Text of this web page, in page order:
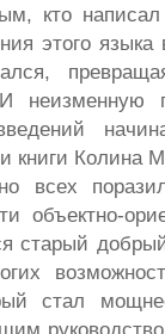
кто написал
этого языка
И
книги Колина
всех
объектно-
старый
стал